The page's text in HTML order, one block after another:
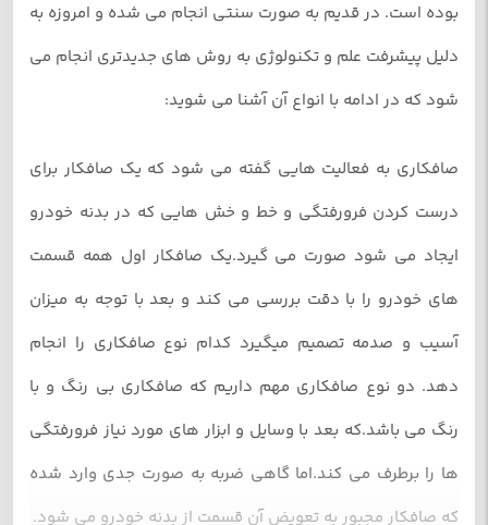
بوده است. در قدیم به صورت سنتی انجام می شده و امروزه به
دلیل پیشرفت علم و تکنولوژی به روش های جدیدتری انجام می
شود که در ادامه با انواع آن آشنا می شوید:
صافکاری به فعالیت هایی گفته می شود که یک صافکار برای
درست کردن فرورفتگی و خط و خش هایی که در بدنه خودرو
ایجاد می شود صورت می گیرد.یک صافکار اول همه قسمت
های خودرو را با دقت بررسی می کند و بعد با توجه به میزان
آسیب و صدمه تصمیم میگیرد کدام نوع صافکاری را انجام
دهد. دو نوع صافکاری مهم داریم که صافکاری بی رنگ و با
رنگ می باشد.که بعد با وسایل و ابزار های مورد نیاز فرورفتگی
ها را برطرف می کند.اما گاهی ضربه به صورت جدی وارد شده
که صافکار مجبور به تعویض آن قسمت از بدنه خودرو می شود.